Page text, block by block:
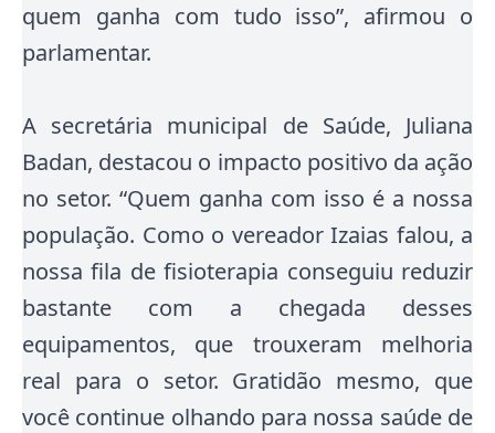
quem ganha com tudo isso”, afirmou o
parlamentar.
A secretária municipal de Saúde, Juliana
Badan, destacou o impacto positivo da ação
no setor. “Quem ganha com isso é a nossa
população. Como o vereador Izaias falou, a
nossa fila de fisioterapia conseguiu reduzir
bastante com a chegada desses
equipamentos, que trouxeram melhoria
real para o setor. Gratidão mesmo, que
você continue olhando para nossa saúde de